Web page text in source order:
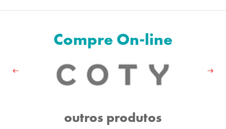
Compre On-line
outros produtos